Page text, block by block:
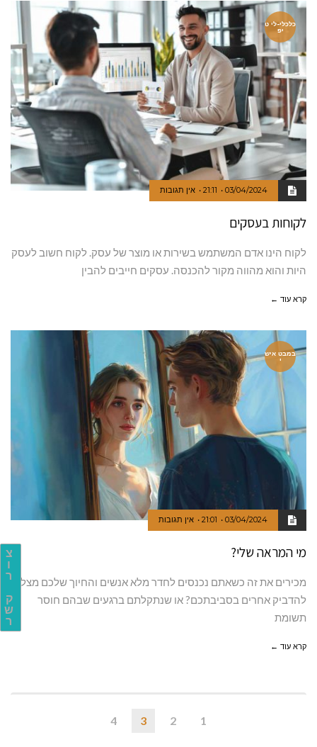
צ
ו
ר
ק
ש
ר
כלכלי-לי ט
יפ
03/04/2024
21:11 אין תגובות
לקוחות בעסקים
לקוח הינו אדם המשתמש בשירות או מוצר של עסק. לקוח חשוב לעסק
היות והוא מהווה מקור להכנסה. עסקים חייבים להבין
קרא עוד ←
במבט איש
י
03/04/2024
21:01 אין תגובות
מי המראה שלי?
מכירים את זה כשאתם נכנסים לחדר מלא אנשים והחיוך שלכם מצליח
להדביק אחרים בסביבתכם? או שנתקלתם ברגעים שבהם חוסר
תשומת
קרא עוד ←
1
2
3
4